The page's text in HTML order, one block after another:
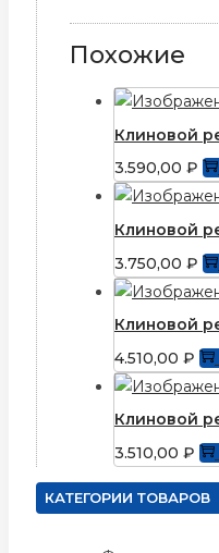
Похожие
Клиновой
3.590,00 ₽
Клиновой
3.750,00 ₽
Клиновой
4.510,00 ₽
Клиновой
3.510,00 ₽
КАТЕГОРИИ ТОВАРОВ